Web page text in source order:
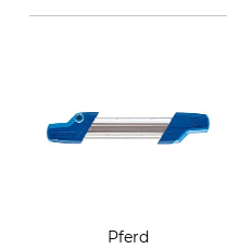
Pferd